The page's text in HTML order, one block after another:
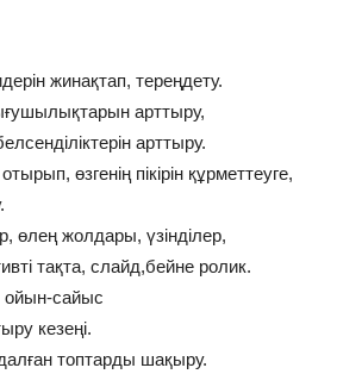
жинақтап, тереңдету.
арттыру,
арттыру.
өзгенің пікірін құрметтеуге,
өлең жолдары, үзінділер,
тақта, слайд,бейне ролик.
ойын-сайыс
кезеңі.
топтарды шақыру.